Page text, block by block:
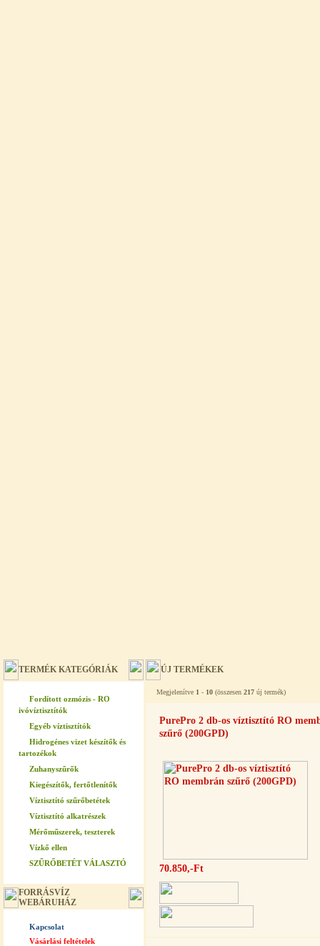
TERMÉK KATEGÓRIÁK
Fordított ozmózis - RO
ivóvíztisztítók
Egyéb víztisztítók
Hidrogénes vizet készítők és
tartozékok
Zuhanyszűrők
Kiegészítők, fertőtlenítők
Víztisztító szűrőbetétek
Víztisztító alkatrészek
Mérőműszerek, teszterek
Vízkő ellen
SZŰRŐBETÉT VÁLASZTÓ
FORRÁSVÍZ
WEBÁRUHÁZ
Kapcsolat
Vásárlási feltételek
ÚJ TERMÉKEK
Megjelenítve 1 - 10 (összesen 217 új termék)
PurePro 2 db-os víztisztító RO
szűrő (200GPD)
70.850,-Ft